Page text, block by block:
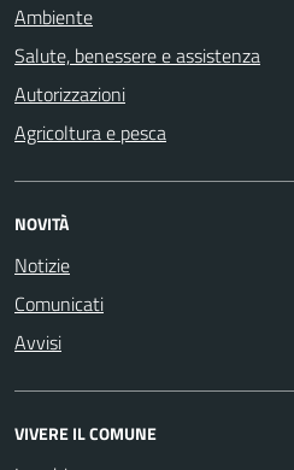
Ambiente
Salute, benessere e assistenza
Autorizzazioni
Agricoltura e pesca
NOVITÀ
Notizie
Comunicati
Avvisi
VIVERE IL COMUNE